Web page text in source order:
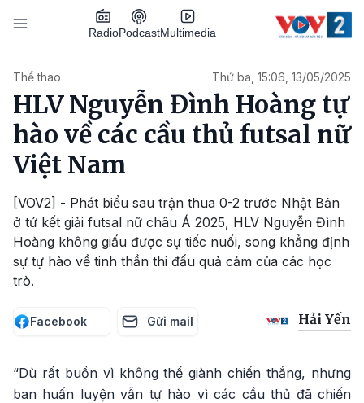
Nhảy đến nội dung
RadioPodcastMultimedia
Thể thao Thứ ba, 15:06, 13/05/2025
HLV Nguyễn Đình Hoàng tự
hào về các cầu thủ futsal nữ
Việt Nam
[VOV2] - Phát biểu sau trận thua 0-2 trước Nhật Bản
ở tứ kết giải futsal nữ châu Á 2025, HLV Nguyễn Đình
Hoàng không giấu được sự tiếc nuối, song khẳng định
sự tự hào về tinh thần thi đấu quả cảm của các học
trò.
Facebook Gửi mail Hải Yến
“Dù rất buồn vì không thể giành chiến thắng, nhưng
ban huấn luyện vẫn tự hào vì các cầu thủ đã chiến